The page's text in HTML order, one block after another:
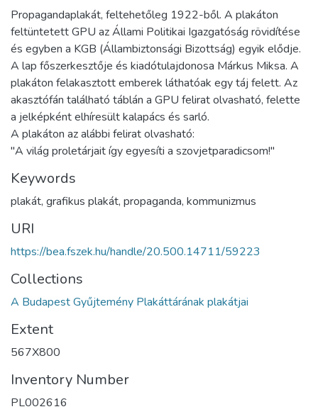
Propagandaplakát, feltehetőleg 1922-ből. A plakáton
feltüntetett GPU az Állami Politikai Igazgatóság rövidítése
és egyben a KGB (Állambiztonsági Bizottság) egyik elődje.
A lap főszerkesztője és kiadótulajdonosa Márkus Miksa. A
plakáton felakasztott emberek láthatóak egy táj felett. Az
akasztófán található táblán a GPU felirat olvasható, felette
a jelképként elhíresült kalapács és sarló.
A plakáton az alábbi felirat olvasható:
"A világ proletárjait így egyesíti a szovjetparadicsom!"
Keywords
plakát, grafikus plakát, propaganda, kommunizmus
URI
https://bea.fszek.hu/handle/20.500.14711/59223
Collections
A Budapest Gyűjtemény Plakáttárának plakátjai
Extent
567X800
Inventory Number
PL002616